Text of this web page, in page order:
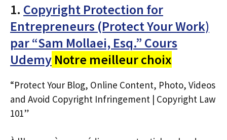
1. Copyright Protection for
Entrepreneurs (Protect Your Work)
par “Sam Mollaei, Esq.” Cours
Udemy Notre meilleur choix
“Protect Your Blog, Online Content, Photo, Videos
and Avoid Copyright Infringement | Copyright Law
101”